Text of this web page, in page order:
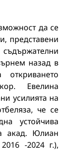
да се
представени
назад в
Евелина
усилията на
че се
устойчива
акад. Юлиан
-2024 г.),